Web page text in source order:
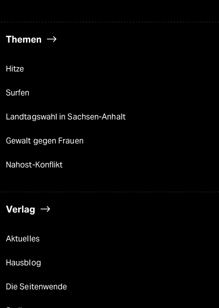
Themen
Hitze
Surfen
Landtagswahl in Sachsen-Anhalt
Gewalt gegen Frauen
Nahost-Konflikt
Verlag
Aktuelles
Hausblog
Die Seitenwende